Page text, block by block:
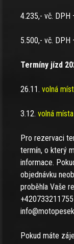
4.235,- vč. DPH
5.500,- vč.
Termíny jízd
26.11. volná
3.12. volná místa
Pro rezervaci
termín, o který
informace.
objednávku
proběhla Vaše
Pokud máte